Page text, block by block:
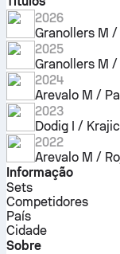
2026
2025
2024
Arevalo M /
2023
Dodig I /
2022
Arevalo M /
Informação
Sets
Competidores
País
Cidade
Sobre